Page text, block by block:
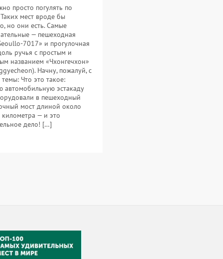
просто погулять по
мест вроде бы
но они есть. Самые
— пешеходная
7017» и прогулочная
ручья с простым и
названием «Чхонгечхон»
Начну, пожалуй, с
Что это такое:
автомобильную эстакаду
в пешеходный
мост длиной около
— и это
дело! […]